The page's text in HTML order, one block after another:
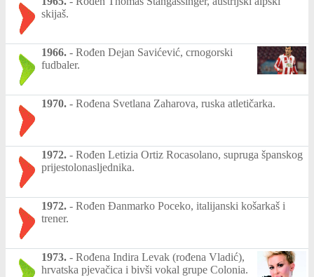
skijaš.
1966. - Rođen Dejan Savićević, crnogorski
fudbaler.
1970. - Rođena Svetlana Zaharova, ruska atletičarka.
1972. - Rođen Letizia Ortiz Rocasolano, supruga španskog
prijestolonasljednika.
1972. - Rođen Đanmarko Poceko, italijanski košarkaš i
trener.
1973. - Rođena Indira Levak (rođena Vladić),
hrvatska pjevačica i bivši vokal grupe Colonia.